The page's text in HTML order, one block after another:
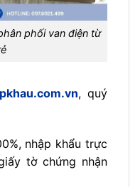
phối van điện từ
, quý
nhập khẩu trực
tờ chứng nhận